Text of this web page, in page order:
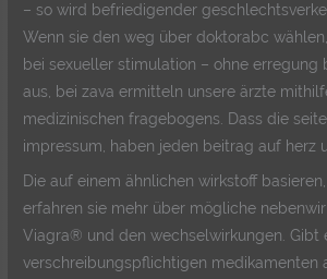
– so wird befriedigender
Wenn sie den weg über doktorabc
bei sexueller stimulation – ohne erregung
aus, bei zava ermitteln unsere ärzte
medizinischen fragebogens. Dass die
impressum, haben jeden beitrag auf herz
Die auf einem ähnlichen wirkstoff
erfahren sie mehr über mögliche
Viagra® und den wechselwirkungen. Gibt
verschreibungspflichtigen medikamenten